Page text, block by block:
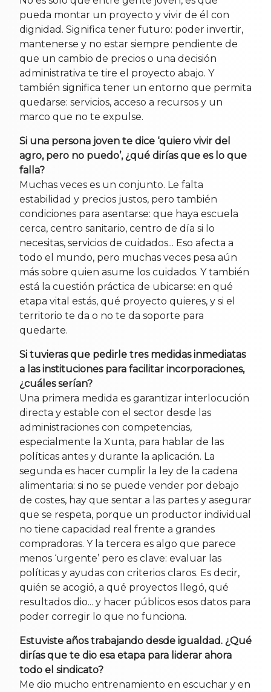
pueda montar un proyecto y vivir de él con
dignidad. Significa tener futuro: poder invertir,
mantenerse y no estar siempre pendiente de
que un cambio de precios o una decisión
administrativa te tire el proyecto abajo. Y
también significa tener un entorno que permita
quedarse: servicios, acceso a recursos y un
marco que no te expulse.
Si una persona joven te dice ‘quiero vivir del
agro, pero no puedo’, ¿qué dirías que es lo que
falla?
Muchas veces es un conjunto. Le falta
estabilidad y precios justos, pero también
condiciones para asentarse: que haya escuela
cerca, centro sanitario, centro de día si lo
necesitas, servicios de cuidados... Eso afecta a
todo el mundo, pero muchas veces pesa aún
más sobre quien asume los cuidados. Y también
está la cuestión práctica de ubicarse: en qué
etapa vital estás, qué proyecto quieres, y si el
territorio te da o no te da soporte para
quedarte.
Si tuvieras que pedirle tres medidas inmediatas
a las instituciones para facilitar incorporaciones,
¿cuáles serían?
Una primera medida es garantizar interlocución
directa y estable con el sector desde las
administraciones con competencias,
especialmente la Xunta, para hablar de las
políticas antes y durante la aplicación. La
segunda es hacer cumplir la ley de la cadena
alimentaria: si no se puede vender por debajo
de costes, hay que sentar a las partes y asegurar
que se respeta, porque un productor individual
no tiene capacidad real frente a grandes
compradoras. Y la tercera es algo que parece
menos ‘urgente’ pero es clave: evaluar las
políticas y ayudas con criterios claros. Es decir,
quién se acogió, a qué proyectos llegó, qué
resultados dio... y hacer públicos esos datos para
poder corregir lo que no funciona.
Estuviste años trabajando desde igualdad. ¿Qué
dirías que te dio esa etapa para liderar ahora
todo el sindicato?
Me dio mucho entrenamiento en escuchar y en